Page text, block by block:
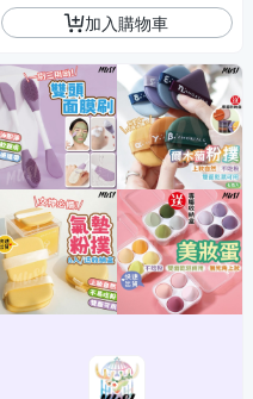
加入購物車